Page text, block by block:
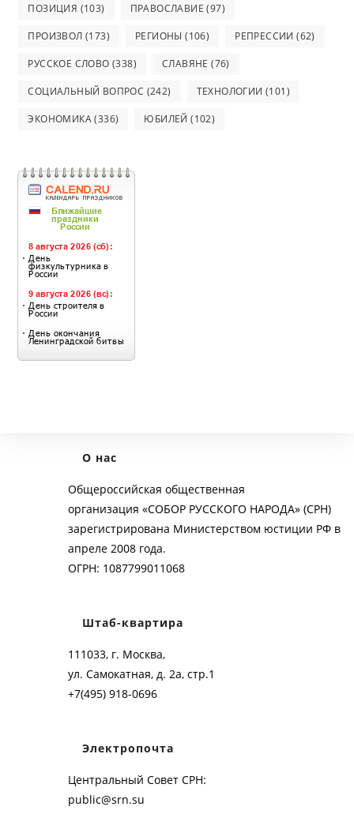
ПОЗИЦИЯ (103) ПРАВОСЛАВИЕ (97)
ПРОИЗВОЛ (173) РЕГИОНЫ (106) РЕПРЕССИИ (62)
РУССКОЕ СЛОВО (338) СЛАВЯНЕ (76)
СОЦИАЛЬНЫЙ ВОПРОС (242) ТЕХНОЛОГИИ (101)
ЭКОНОМИКА(336) ЮБИЛЕЙ (102)
О нас
Общероссийская общественная
организация «СОБОР РУССКОГО НАРОДА» (СРН)
зарегистрирована Министерством юстиции РФ в
апреле 2008 года.
ОГРН: 1087799011068
Штаб-квартира
111033, г. Москва,
ул. Самокатная, д. 2а, стр.1
+7(495) 918-0696
Электропочта
Центральный Совет СРН:
public@srn.su